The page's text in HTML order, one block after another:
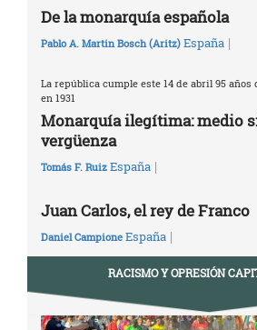
De la monarquía española
Pablo A. Martin Bosch (Aritz) España |
La república cumple este 14 de abril 95
en 1931
Monarquía ilegítima: medio
vergüenza
Tomás F. Ruiz España |
Juan Carlos, el rey de Franco
Daniel Campione España |
RACISMO Y OPRESIÓN